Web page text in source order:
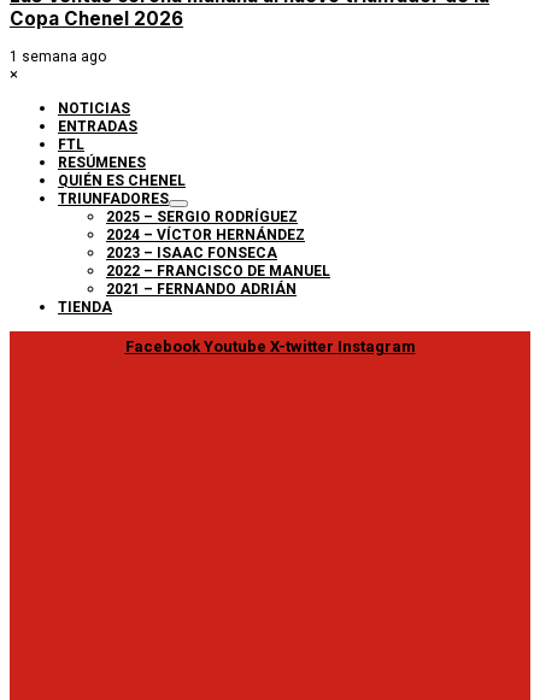
Copa Chenel 2026
1 semana ago
×
NOTICIAS
ENTRADAS
FTL
RESÚMENES
QUIÉN ES CHENEL
TRIUNFADORES
2025 – SERGIO RODRÍGUEZ
2024 – VÍCTOR HERNÁNDEZ
2023 – ISAAC FONSECA
2022 – FRANCISCO DE MANUEL
2021 – FERNANDO ADRIÁN
TIENDA
Facebook Youtube X-twitter Instagram